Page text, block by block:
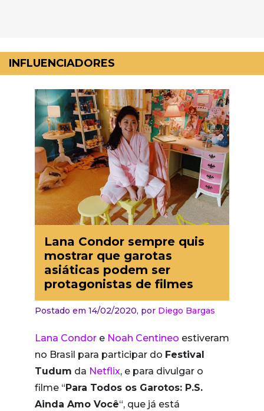
para
o
conteúdo
INFLUENCIADORES
Lana Condor sempre quis
mostrar que garotas
asiáticas podem ser
protagonistas de filmes
Postado em 14/02/2020, por Diego Bargas
Lana Condor e Noah Centineo estiveram
no Brasil para participar do Festival
Tudum da Netflix, e para divulgar o
filme “ Para Todos os Garotos: P.S.
Ainda Amo Você“, que já está